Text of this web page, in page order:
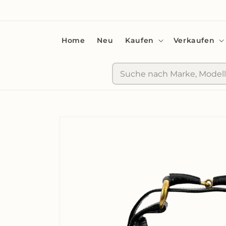
Home Neu Kaufen Verkaufen
Suche